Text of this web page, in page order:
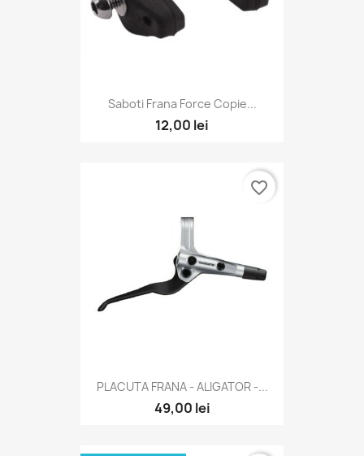
Saboti Frana Force Copie...
12,00 lei
PLACUTA FRANA - ALIGATOR -...
49,00 lei
favorite_border